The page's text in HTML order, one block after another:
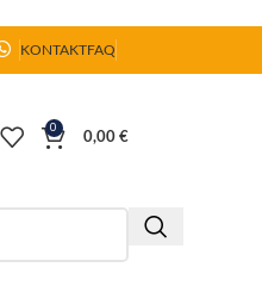
KONTAKTFAQ
0 0,00€